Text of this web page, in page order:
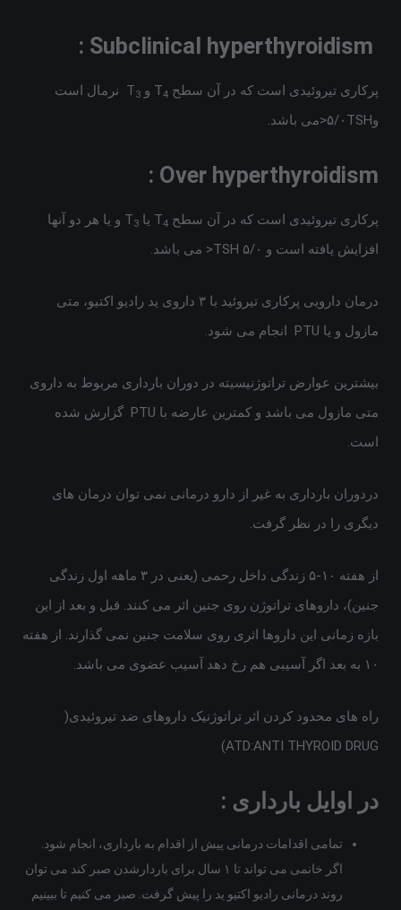
پرکاری تیروئیدی است که در آن سطح T 4 و T 3
نرمال است
و۵/۰TSH<می باشد.
Over hyperthyroidism :
پرکاری تیروئیدی است که در آن سطح T 4 یا T 3
و یا هر دو آنها
افزایش یافته است و ۵/۰ TSH< می باشد.
درمان دارویی پرکاری تیروئید با ۳ داروی ید رادیو اکتیو، متی
مازول و یا PTU انجام می شود.
بیشترین عوارض تراتوژنیسیته در دوران بارداری مربوط به داروی
متی مازول می باشد و کمترین عارضه با PTU گزارش شده
است.
دردوران بارداری به غیر از دارو درمانی نمی توان درمان های
دیگری را در نظر گرفت.
از هفته ۱۰-۵ زندگی داخل رحمی (یعنی در ۳ ماهه اول زندگی
جنین)، داروهای تراتوژن روی جنین اثر می کنند. قبل و بعد از این
بازه زمانی این داروها اثری روی سلامت جنین نمی گذارند. از هفته
۱۰ به بعد اگر آسیبی هم رخ دهد آسیب عضوی می باشد.
راه های محدود کردن اثر تراتوژنیک داروهای ضد تیروئیدی(
ATD:ANTI THYROID DRUG)
در اوایل بارداری :
تمامی اقدامات درمانی پیش از اقدام به بارداری، انجام شود.
اگر خانمی می تواند تا ۱ سال برای باردارشدن صبر کند می توان
روند درمانی رادیو اکتیو ید را پیش گرفت. صبر می کنیم تا ببینیم